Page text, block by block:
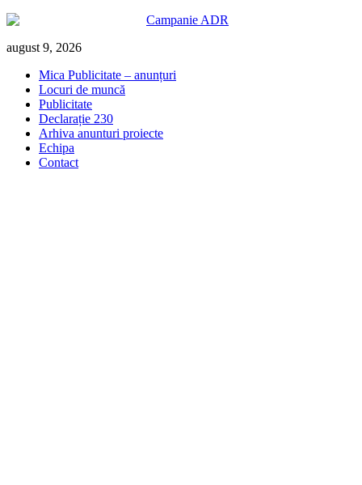
Skip
content
august 9, 2026
Mica Publicitate – anunțuri
Locuri de muncă
Publicitate
Declarație 230
Arhiva anunturi proiecte
Echipa
Contact